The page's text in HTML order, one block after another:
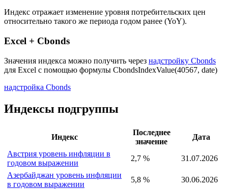
Индекс отражает изменение уровня потребительских цен
относительно такого же периода годом ранее (YoY).
Excel + Cbonds
Значения индекса можно получить через надстройку Cbonds
для Excel с помощью формулы CbondsIndexValue(40567, date)
надстройка Cbonds
Индексы подгруппы
Индекс
Последнее
значение
Дата
Австрия уровень инфляции в
годовом выражении
2,7 %
31.07.2026
Азербайджан уровень инфляции
в годовом выражении
5,8 % 30.06.2026